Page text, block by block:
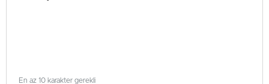
En az 10 karakter gerekli